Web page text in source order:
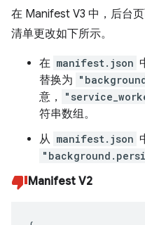
在 Manifest V3 中，后台
清单更改如下所示。
在 manifest.json
替换为
意，
符串数组。
从 manifest.json
Manifest V2